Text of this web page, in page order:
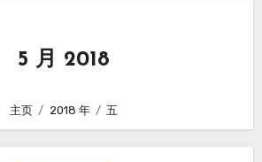
5 月 2018
主页 2018 年 五